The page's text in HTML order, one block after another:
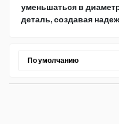
уменьшаться в
деталь, создавая
По умолчанию